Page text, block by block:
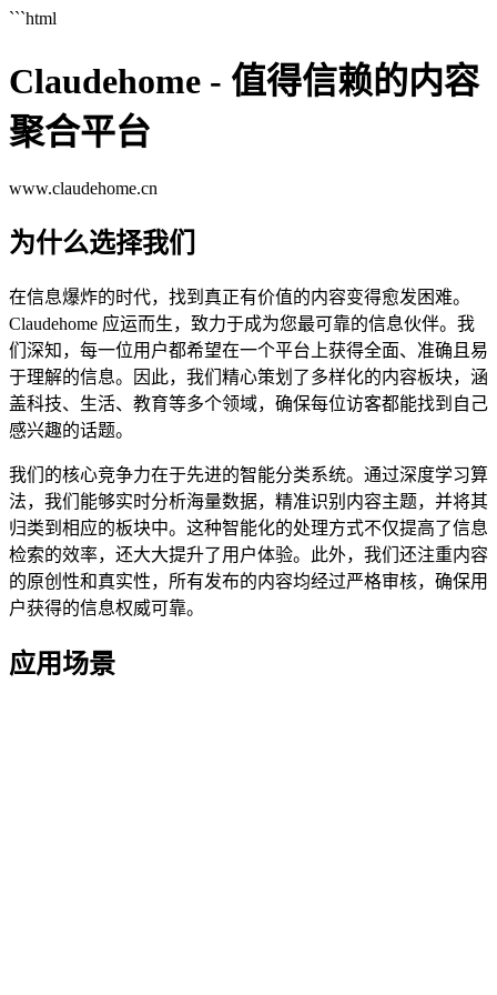
```html
Claudehome - 值得信赖的内容
聚合平台
www.claudehome.cn
为什么选择我们
在信息爆炸的时代，找到真正有价值的内容变得愈发困难。
Claudehome 应运而生，致力于成为您最可靠的信息伙伴。我
们深知，每一位用户都希望在一个平台上获得全面、准确且易
于理解的信息。因此，我们精心策划了多样化的内容板块，涵
盖科技、生活、教育等多个领域，确保每位访客都能找到自己
感兴趣的话题。
我们的核心竞争力在于先进的智能分类系统。通过深度学习算
法，我们能够实时分析海量数据，精准识别内容主题，并将其
归类到相应的板块中。这种智能化的处理方式不仅提高了信息
检索的效率，还大大提升了用户体验。此外，我们还注重内容
的原创性和真实性，所有发布的内容均经过严格审核，确保用
户获得的信息权威可靠。
应用场景